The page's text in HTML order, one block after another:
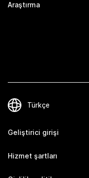
Araştırma
Geliştirici girişi
Hizmet şartları